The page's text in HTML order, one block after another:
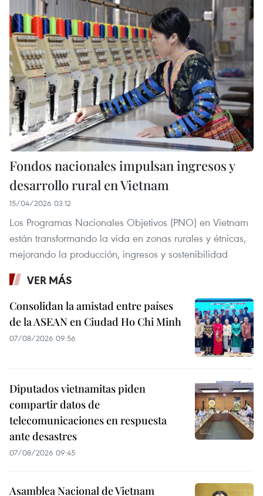
Fondos nacionales impulsan ingresos y
desarrollo rural en Vietnam
15/04/2026 03:12
Los Programas Nacionales Objetivos (PNO) en Vietnam
están transformando la vida en zonas rurales y étnicas,
mejorando la producción, ingresos y sostenibilidad
VER MÁS
Consolidan la amistad entre países
de la ASEAN en Ciudad Ho Chi Minh
07/08/2026 09:56
Diputados vietnamitas piden
compartir datos de
telecomunicaciones en respuesta
ante desastres
07/08/2026 09:45
Asamblea Nacional de Vietnam